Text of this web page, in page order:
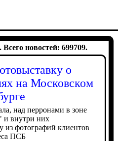
новостей: 699709.
о
на Московском
над перронами в зоне
и внутри них
из фотографий клиентов
ПСБ